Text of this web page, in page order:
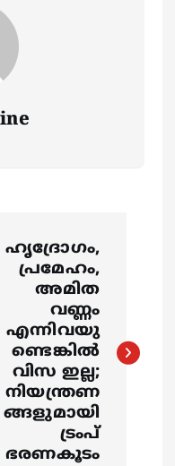
ഹൃദ്രോ​ഗം,
പ്രമേഹം,
അമിത
വണ്ണം
എന്നിവയു
ണ്ടെങ്കിൽ
വിസ ഇല്ല;
നിയന്ത്രണ
ങ്ങളുമായി
ട്രംപ്
ഭരണകൂടം